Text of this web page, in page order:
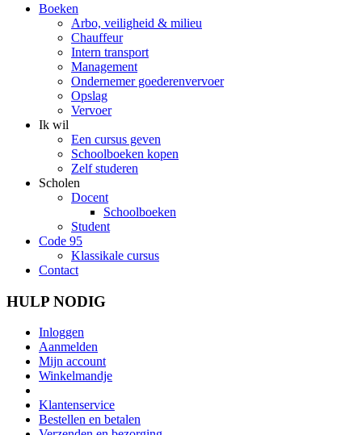
Boeken
Arbo, veiligheid & milieu
Chauffeur
Intern transport
Management
Ondernemer goederenvervoer
Opslag
Vervoer
Ik wil
Een cursus geven
Schoolboeken kopen
Zelf studeren
Scholen
Docent
Schoolboeken
Student
Code 95
Klassikale cursus
Contact
HULP NODIG
Inloggen
Aanmelden
Mijn account
Winkelmandje
Klantenservice
Bestellen en betalen